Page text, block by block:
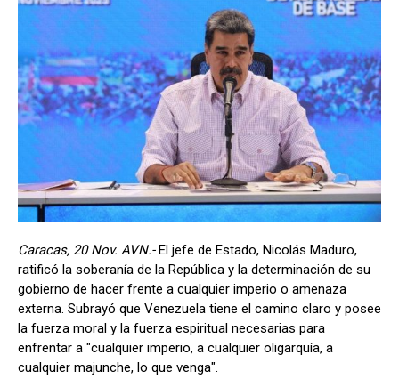
Caracas, 20 Nov. AVN.- El jefe de Estado, Nicolás Maduro,
ratificó la soberanía de la República y la determinación de su
gobierno de hacer frente a cualquier imperio o amenaza
externa. Subrayó que Venezuela tiene el camino claro y posee
la fuerza moral y la fuerza espiritual necesarias para
enfrentar a "cualquier imperio, a cualquier oligarquía, a
cualquier majunche, lo que venga".